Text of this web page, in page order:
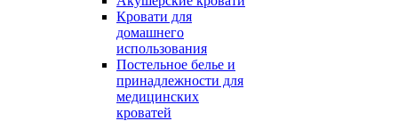
Кровати для
домашнего
использования
Постельное белье и
принадлежности для
медицинских
кроватей